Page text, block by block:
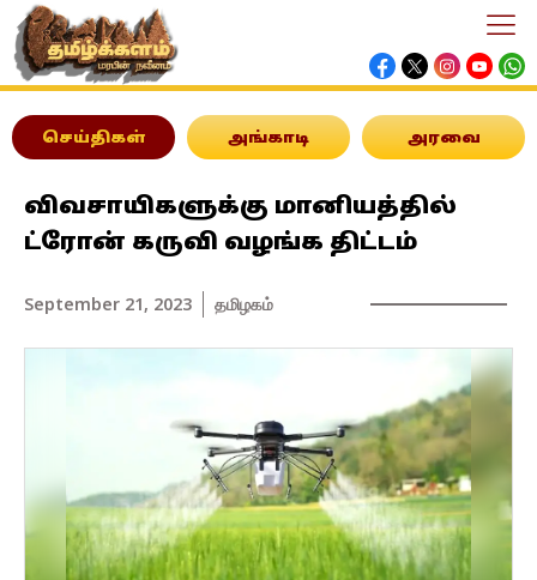
செய்திகள் அங்காடி அரவை
விவசாயிகளுக்கு மானியத்தில்
ட்ரோன் கருவி வழங்க திட்டம்
September 21, 2023 தமிழகம்